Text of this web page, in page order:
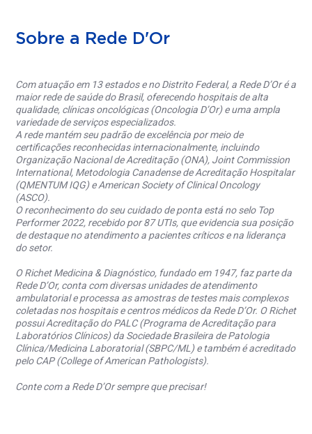
Sobre a Rede D'Or
Com atuação em 13 estados e no Distrito Federal, a Rede D’Or é a
maior rede de saúde do Brasil, oferecendo hospitais de alta
qualidade, clínicas oncológicas (Oncologia D’Or) e uma ampla
variedade de serviços especializados.
A rede mantém seu padrão de excelência por meio de
certificações reconhecidas internacionalmente, incluindo
Organização Nacional de Acreditação (ONA), Joint Commission
International, Metodologia Canadense de Acreditação Hospitalar
(QMENTUM IQG) e American Society of Clinical Oncology
(ASCO).
O reconhecimento do seu cuidado de ponta está no selo Top
Performer 2022, recebido por 87 UTIs, que evidencia sua posição
de destaque no atendimento a pacientes críticos e na liderança
do setor.
O Richet Medicina & Diagnóstico, fundado em 1947, faz parte da
Rede D’Or, conta com diversas unidades de atendimento
ambulatorial e processa as amostras de testes mais complexos
coletadas nos hospitais e centros médicos da Rede D’Or. O Richet
possui Acreditação do PALC (Programa de Acreditação para
Laboratórios Clínicos) da Sociedade Brasileira de Patologia
Clínica/Medicina Laboratorial (SBPC/ML) e também é acreditado
pelo CAP (College of American Pathologists).
Conte com a Rede D’Or sempre que precisar!